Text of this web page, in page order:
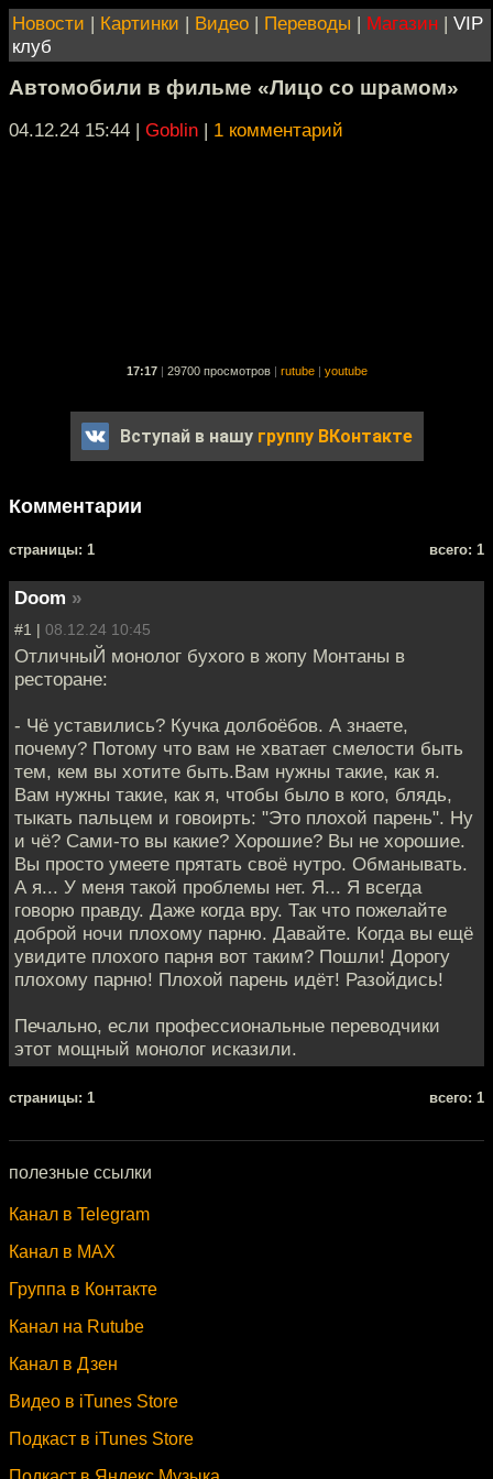
Новости | Картинки | Видео | Переводы | Магазин | VIP
клуб
Автомобили в фильме «Лицо со шрамом»
04.12.24 15:44 | Goblin | 1 комментарий
17:17 29700 просмотров rutube youtube
Вступай в нашу группу ВКонтакте
Комментарии
cтраницы: 1 всего: 1
Doom »
#1 | 08.12.24 10:45
ОтличныЙ монолог бухого в жопу Монтаны в
ресторане:
- Чё уставились? Кучка долбоёбов. А знаете,
почему? Потому что вам не хватает смелости быть
тем, кем вы хотите быть.Вам нужны такие, как я.
Вам нужны такие, как я, чтобы было в кого, блядь,
тыкать пальцем и говоирть: "Это плохой парень". Ну
и чё? Сами-то вы какие? Хорошие? Вы не хорошие.
Вы просто умеете прятать своё нутро. Обманывать.
А я... У меня такой проблемы нет. Я... Я всегда
говорю правду. Даже когда вру. Так что пожелайте
доброй ночи плохому парню. Давайте. Когда вы ещё
увидите плохого парня вот таким? Пошли! Дорогу
плохому парню! Плохой парень идёт! Разойдись!
Печально, если профессиональные переводчики
этот мощный монолог исказили.
cтраницы: 1 всего: 1
полезные ссылки
Канал в Telegram
Канал в MAX
Группа в Контакте
Канал на Rutube
Канал в Дзен
Видео в iTunes Store
Подкаст в iTunes Store